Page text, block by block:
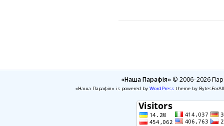
«Наша Парафія»© 2006–2026
«Наша Парафія» is powered by WordPresstheme by